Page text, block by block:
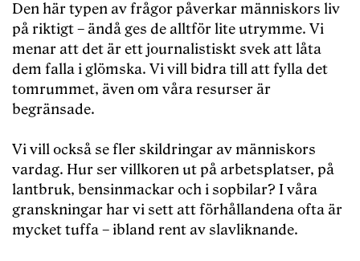
Den här typen av frågor påverkar människors liv
på riktigt – ändå ges de alltför lite utrymme. Vi
menar att det är ett journalistiskt svek att låta
dem falla i glömska. Vi vill bidra till att fylla det
tomrummet, även om våra resurser är
begränsade.
Vi vill också se fler skildringar av människors
vardag. Hur ser villkoren ut på arbetsplatser, på
lantbruk, bensinmackar och i sopbilar? I våra
granskningar har vi sett att förhållandena ofta är
mycket tuffa – ibland rent av slavliknande.